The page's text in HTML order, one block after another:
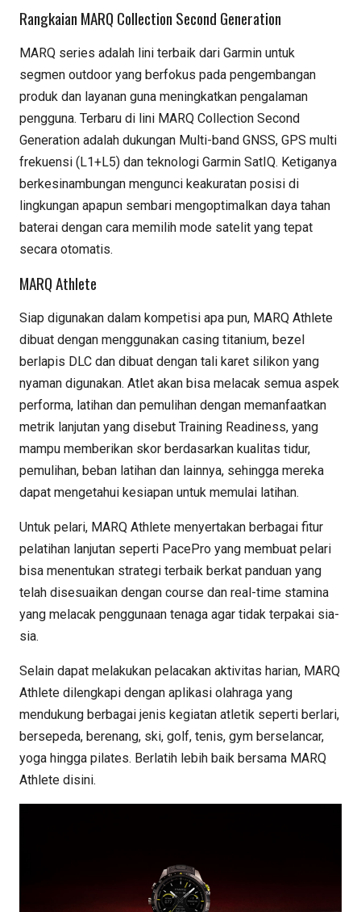
Rangkaian MARQ Collection Second Generation
MARQ series adalah lini terbaik dari Garmin untuk
segmen outdoor yang berfokus pada pengembangan
produk dan layanan guna meningkatkan pengalaman
pengguna. Terbaru di lini MARQ Collection Second
Generation adalah dukungan Multi-band GNSS, GPS multi
frekuensi (L1+L5) dan teknologi Garmin SatIQ. Ketiganya
berkesinambungan mengunci keakuratan posisi di
lingkungan apapun sembari mengoptimalkan daya tahan
baterai dengan cara memilih mode satelit yang tepat
secara otomatis.
MARQ Athlete
Siap digunakan dalam kompetisi apa pun, MARQ Athlete
dibuat dengan menggunakan casing titanium, bezel
berlapis DLC dan dibuat dengan tali karet silikon yang
nyaman digunakan. Atlet akan bisa melacak semua aspek
performa, latihan dan pemulihan dengan memanfaatkan
metrik lanjutan yang disebut Training Readiness, yang
mampu memberikan skor berdasarkan kualitas tidur,
pemulihan, beban latihan dan lainnya, sehingga mereka
dapat mengetahui kesiapan untuk memulai latihan.
Untuk pelari, MARQ Athlete menyertakan berbagai fitur
pelatihan lanjutan seperti PacePro yang membuat pelari
bisa menentukan strategi terbaik berkat panduan yang
telah disesuaikan dengan course dan real-time stamina
yang melacak penggunaan tenaga agar tidak terpakai sia-
sia.
Selain dapat melakukan pelacakan aktivitas harian, MARQ
Athlete dilengkapi dengan aplikasi olahraga yang
mendukung berbagai jenis kegiatan atletik seperti berlari,
bersepeda, berenang, ski, golf, tenis, gym berselancar,
yoga hingga pilates. Berlatih lebih baik bersama MARQ
Athlete disini.